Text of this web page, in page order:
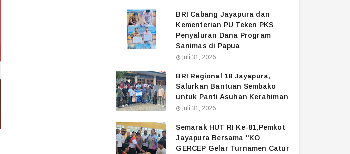
BRI Cabang Jayapura dan
Kementerian PU Teken PKS
Penyaluran Dana Program
Sanimas di Papua
Juli 31, 2026
BRI Regional 18 Jayapura,
Salurkan Bantuan Sembako
untuk Panti Asuhan Kerahiman
Juli 31, 2026
Semarak HUT RI Ke-81,Pemkot
Jayapura Bersama "KO
GERCEP Gelar Turnamen Catur